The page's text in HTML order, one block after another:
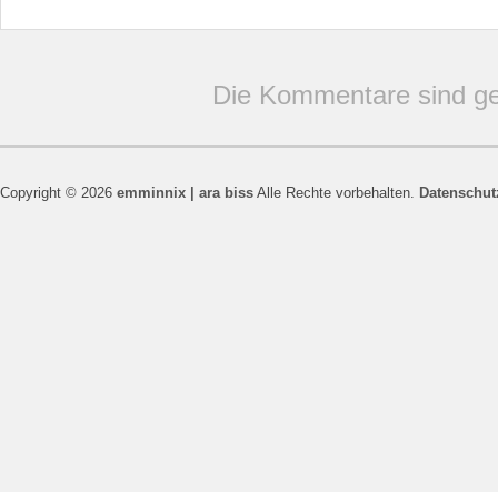
Die Kommentare sind
Copyright © 2026 emminnix | ara biss Alle Rechte vorbehalten.